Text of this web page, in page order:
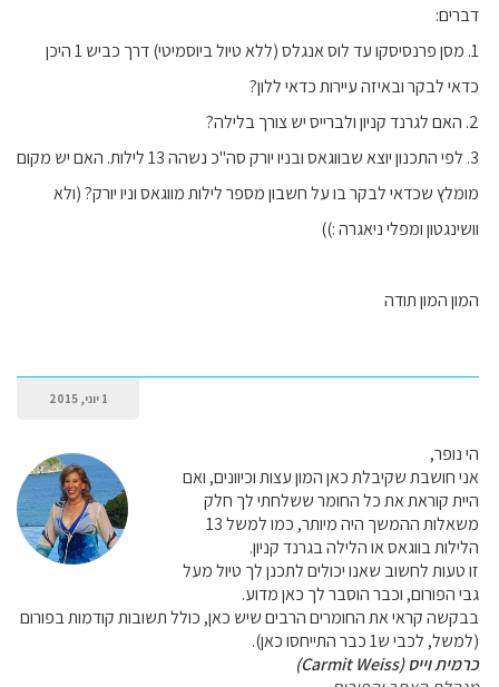
דברים:
1. מסן פרנסיסקו עד לוס אנגלס (ללא טיול ביוסמיטי) דרך כביש 1 היכן
כדאי לבקר ובאיזה עיירות כדאי ללון?
2. האם לגרנד קניון ולברייס יש צורך בלילה?
3. לפי התכנון יוצא שבווגאס ובניו יורק סה"כ נשהה 13 לילות. האם יש מקום
מומלץ שכדאי לבקר בו על חשבון מספר לילות מווגאס וניו יורק? (ולא
וושינגטון ומפלי ניאגרה :))
המון המון תודה
1 יוני, 2015
הי נופר,
אני חושבת שקיבלת כאן המון עצות וכיוונים, ואם
היית קוראת את כל החומר ששלחתי לך חלק
משאלות ההמשך היה מיותר, כמו למשל 13
הלילות בווגאס או הלילה בגרנד קניון.
זו טעות לחשוב שאנו יכולים לתכנן לך טיול מעל
גבי הפורום, וכבר הוסבר לך כאן מדוע.
בבקשה קראי את החומרים הרבים שיש כאן, כולל תשובות קודמות בפורום
(למשל, לכבי ש1 כבר התייחסו כאן).
כרמית וייס (Carmit Weiss)